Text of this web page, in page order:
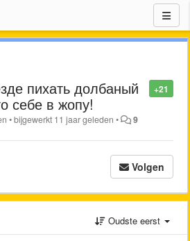
+21
пихать долбаный
себе в жопу!
•bijgewerkt 11 jaar geleden • 9
Volgen
Oudste eerst